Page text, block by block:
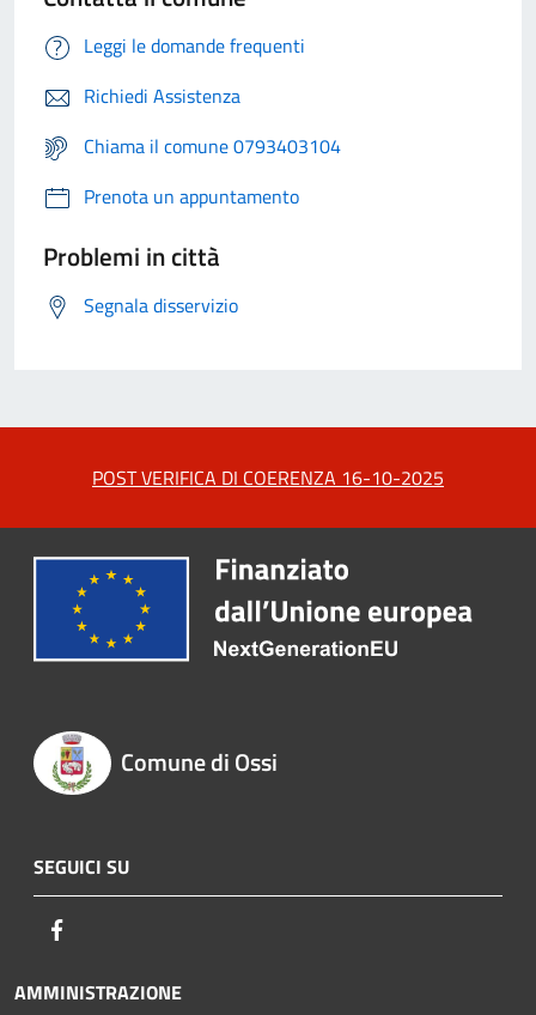
Leggi le domande frequenti
Richiedi Assistenza
Chiama il comune 0793403104
Prenota un appuntamento
Problemi in città
Segnala disservizio
POST VERIFICA DI COERENZA 16-10-2025
Comune di Ossi
SEGUICI SU
AMMINISTRAZIONE